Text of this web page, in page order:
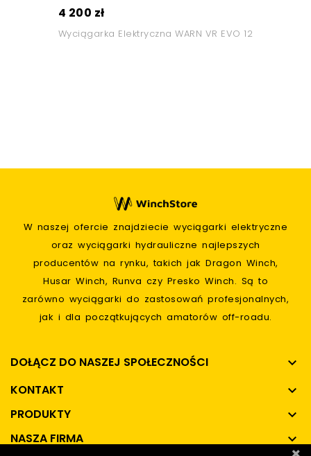
4 200 zł
Wyciągarka Elektryczna WARN VR EVO 12
W naszej ofercie znajdziecie wyciągarki elektryczne
oraz wyciągarki hydrauliczne najlepszych
producentów na rynku, takich jak Dragon Winch,
Husar Winch, Runva czy Presko Winch. Są to
zarówno wyciągarki do zastosowań profesjonalnych,
jak i dla początkujących amatorów off-roadu.
DOŁĄCZ DO NASZEJ SPOŁECZNOŚCI 
KONTAKT 
PRODUKTY 
NASZA FIRMA 